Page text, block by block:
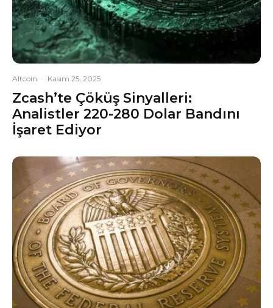
Altcoin · Kasım 25, 2025
Zcash’te Çöküş Sinyalleri:
Analistler 220-280 Dolar Bandını
İşaret Ediyor